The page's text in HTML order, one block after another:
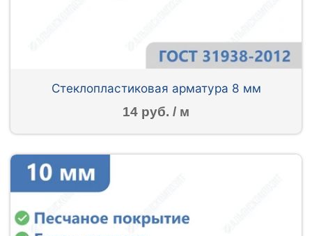
Стеклопластиковая арматура 8 мм
14 руб. / м